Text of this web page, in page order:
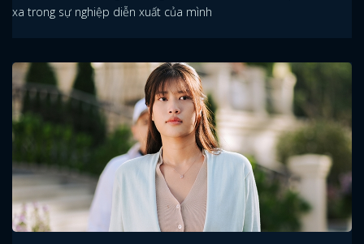
xa trong sự nghiệp diễn xuất của mình